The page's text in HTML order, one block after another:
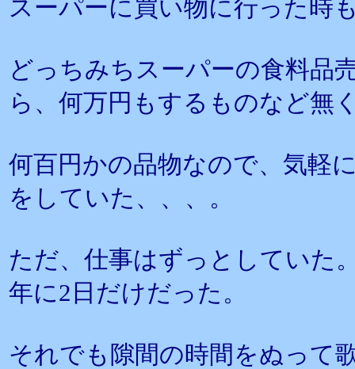
スーパーに買い物に行った時
どっちみちスーパーの食料品
ら、何万円もするものなど無
何百円かの品物なので、気軽
をしていた、、、。
ただ、仕事はずっとしていた
年に2日だけだった。
それでも隙間の時間をぬって